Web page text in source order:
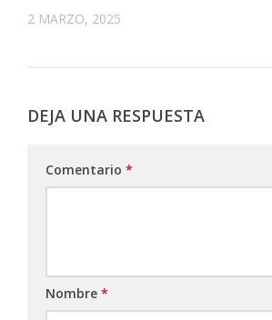
2 MARZO, 2025
DEJA UNA RESPUESTA
Comentario *
Nombre *